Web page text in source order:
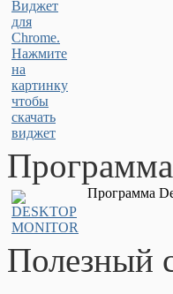
Программа
Полезный